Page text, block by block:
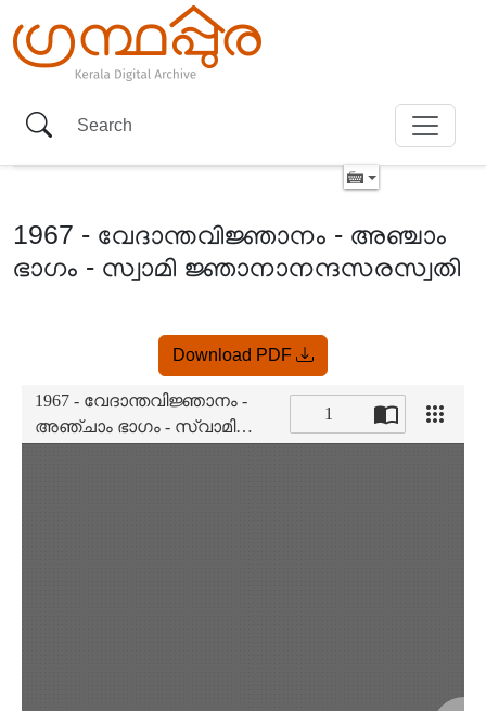
1967 - വേദാന്തവിജ്ഞാനം - അഞ്ചാം
ഭാഗം - സ്വാമി ജ്ഞാനാനന്ദസരസ്വതി
Download PDF